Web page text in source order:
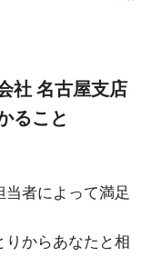
社 名古屋支店
ること
者によって満足
からあなたと相